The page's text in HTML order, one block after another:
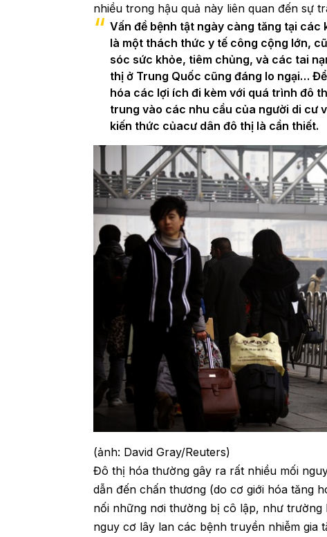
nhiều trong hậu quả này liên quan đến sự
Vấn đề bệnh tật ngày càng tăng tại
là một thách thức y tế công cộng lớn,
sóc sức khỏe, tiêm chủng, và các tai
thị ở Trung Quốc cũng đáng lo ngại…
hóa các lợi ích đi kèm với quá trình đô
trung vào các nhu cầu của người di cư
kiến thức củacư dân đô thị là cần thiết.
(ảnh: David Gray/Reuters)
Đô thị hóa thường gây ra rất nhiều mối
dẫn đến chấn thương (do cơ giới hóa tăng
nối những nơi thường bị cô lập, như
nguy cơ lây lan các bệnh truyền nhiễm gia